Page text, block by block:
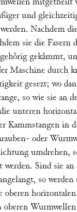
und
Nachdem
sie die Fasern
gekaͤmmt,
Maschine durch
gesezt; wo
so wie sie an
unteren
Kammstangen in
oder
umdrehen,
werden. Sind sie
so
oberen
oberen